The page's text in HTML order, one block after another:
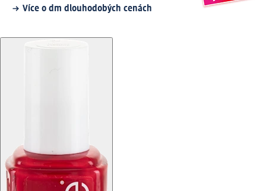
Více o dm dlouhodobých cenách